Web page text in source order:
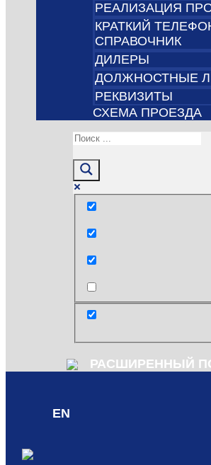
РЕАЛИЗАЦИЯ
КРАТКИЙ
СПРАВОЧНИК
ДИЛЕРЫ
ДОЛЖНОСТНЫЕ
РЕКВИЗИТЫ
СХЕМА ПРОЕЗДА
РАСШИРЕННЫЙ
EN